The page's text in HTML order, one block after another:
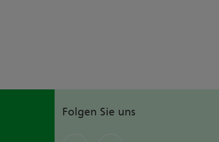
Folgen Sie uns